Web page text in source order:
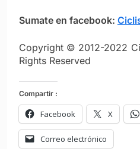
Sumate en facebook:
Copyright © 2012-2022
Rights Reserved
Compartir :
Facebook X
Correo electrónico